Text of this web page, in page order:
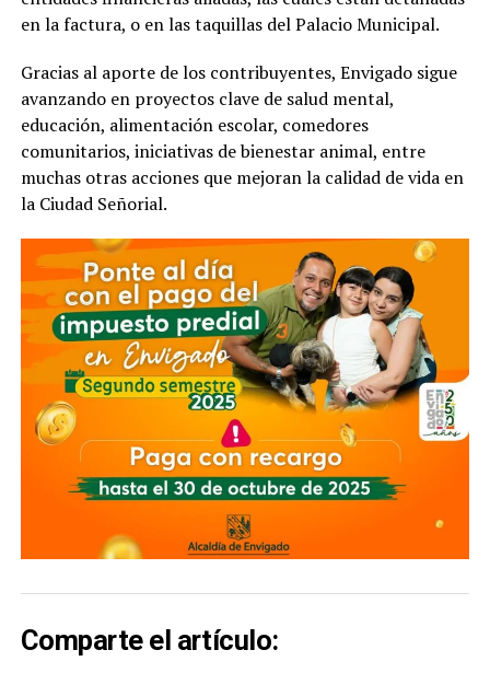
en la factura, o en las taquillas del Palacio Municipal.
Gracias al aporte de los contribuyentes, Envigado sigue
avanzando en proyectos clave de salud mental,
educación, alimentación escolar, comedores
comunitarios, iniciativas de bienestar animal, entre
muchas otras acciones que mejoran la calidad de vida en
la Ciudad Señorial.
Comparte el artículo: